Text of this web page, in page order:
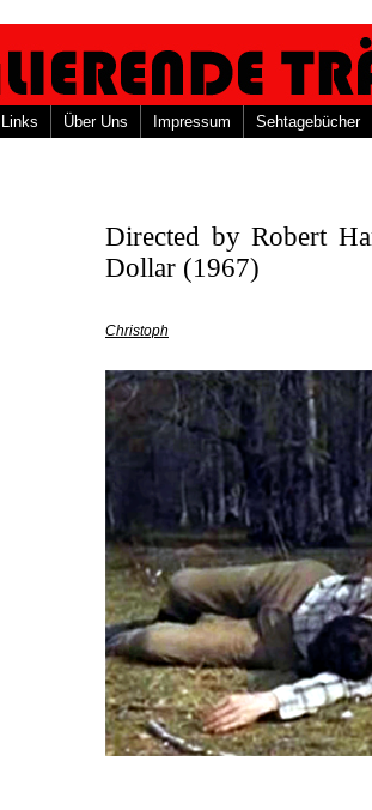
Links Über Uns Impressum Sehtagebücher
Directed by Robert
Dollar (1967)
Christoph